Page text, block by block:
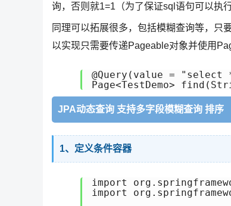
询，否则就1=1（为了保证sql语句可以执行
同理可以拓展很多，包括模糊查询等，只
以实现只需要传递Pageable对象并使用
@Query(value =
JPA动态查询 支持多字段模糊查询 排序
1、定义条件容器
import
import